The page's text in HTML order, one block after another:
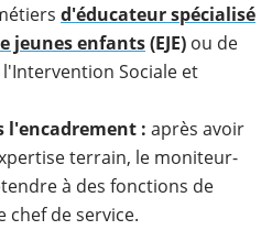
d'éducateur spécialisé
jeunes enfants(EJE) ou de
Sociale et
l'encadrement : après avoir
terrain, le moniteur-
à des fonctions de
chef de service.